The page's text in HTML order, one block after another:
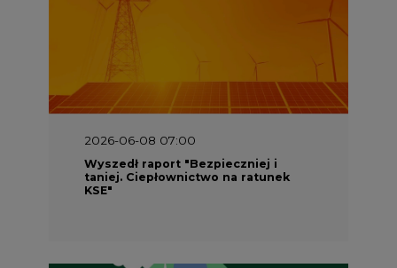
2026-06-08 07:00
Wyszedł raport "Bezpieczniej i
taniej. Ciepłownictwo na ratunek
KSE"